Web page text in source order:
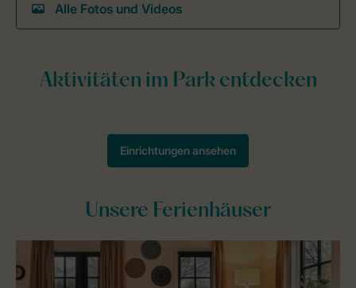
Alle Fotos und Videos
Unsere Ferienhäuser